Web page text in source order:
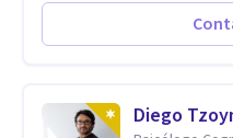
vida de cada uno tener su
Diego